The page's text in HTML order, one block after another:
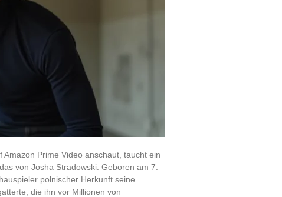
Prime Video anschaut, taucht ein
von Josha Stradowski. Geboren am 7.
polnischer Herkunft seine
die ihn vor Millionen von